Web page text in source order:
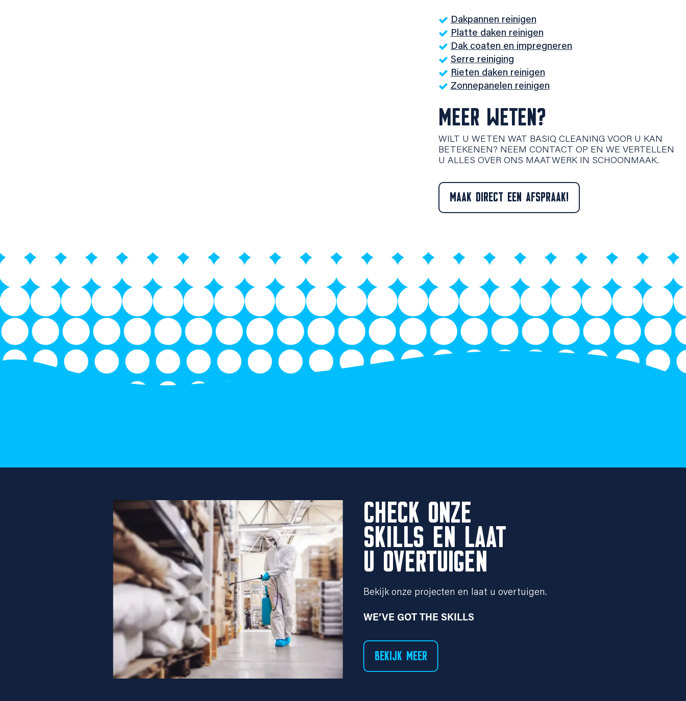
Dakpannen reinigen
Platte daken reinigen
Dak coaten en impregneren
Serre reiniging
Rieten daken reinigen
Zonnepanelen reinigen
MEER WETEN?
WILT U WETEN WAT BASIQ CLEANING VOOR U KAN
BETEKENEN? NEEM CONTACT OP EN WE VERTELLEN
U ALLES OVER ONS MAATWERK IN SCHOONMAAK.
MAAK DIRECT EEN AFSPRAAK!
CHECK ONZE
SKILLS EN LAAT
U OVERTUIGEN
Bekijk onze projecten en laat u overtuigen.
WE’VE GOT THE SKILLS
BEKIJK MEER